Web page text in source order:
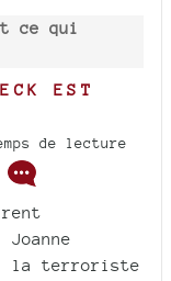
ce qui
EST
de lecture
, la terroriste